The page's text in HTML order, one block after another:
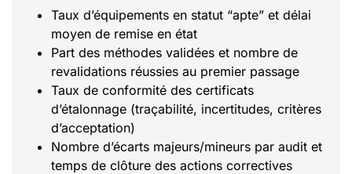
Taux d’équipements en statut “apte” et délai
moyen de remise en état
Part des méthodes validées et nombre de
revalidations réussies au premier passage
Taux de conformité des certificats
d’étalonnage (traçabilité, incertitudes, critères
d’acceptation)
Nombre d’écarts majeurs/mineurs par audit et
temps de clôture des actions correctives